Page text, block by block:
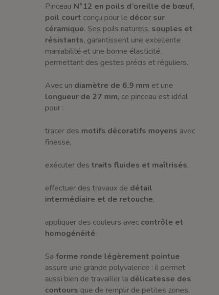
Pinceau N°12 en poils d’oreille de bœuf,
poil court conçu pour le décor sur
céramique. Ses poils naturels, souples et
résistants, garantissent une excellente
maniabilité et une bonne élasticité,
permettant des gestes précis et réguliers.
Avec un diamètre de 6.9 mm et une
longueur de 27 mm, ce pinceau est idéal
pour :
tracer des motifs décoratifs moyens avec
finesse,
exécuter destraits fluides et maîtrisés,
effectuer des travaux de détail
intermédiaire et de retouche,
appliquer des couleurs avec contrôle et
homogénéité.
Saforme ronde légèrement pointue
assure une grande polyvalence : il permet
aussi bien de travailler la délicatesse des
contours que de remplir de petites zones.